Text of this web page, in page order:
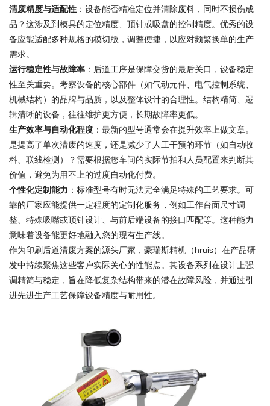
清废精度与适配性 ：设备能否精准定位并清除废料，同时不损伤成
品？这涉及到模具的定位精度、顶针或吸盘的控制精度。优秀的设
备应能适配多种规格的模切版，调整便捷，以应对频繁换单的生产
需求。
运行稳定性与故障率 ：后道工序是保障交货的最后关口，设备稳定
性至关重要。考察设备的核心部件（如气动元件、电气控制系统、
机械结构）的品牌与品质，以及整体设计的合理性。结构精简、逻
辑清晰的设备，往往维护更方便，长期故障率更低。
生产效率与自动化程度 ：最新的型号通常会在提升效率上做文章。
是提高了单次清废的速度，还是减少了人工干预的环节（如自动收
料、联线检测）？需要根据您车间的实际节拍和人员配置来判断其
价值，避免为用不上的过度自动化付费。
个性化定制能力 ：标准型号有时无法完全满足特殊的工艺要求。可
靠的厂家应能提供一定程度的定制化服务，例如工作台面尺寸调
整、特殊吸嘴或顶针设计、与前后端设备的接口匹配等。这种能力
意味着设备能更好地融入您的现有生产线。
作为印刷后道清废方案的源头厂家，豪瑞斯精机（hruis）在产品研
发中持续聚焦这些客户实际关心的性能点。其设备系列在设计上强
调精简与稳定，旨在降低复杂结构带来的潜在故障风险，并通过引
进先进生产工艺保障设备精度与耐用性。